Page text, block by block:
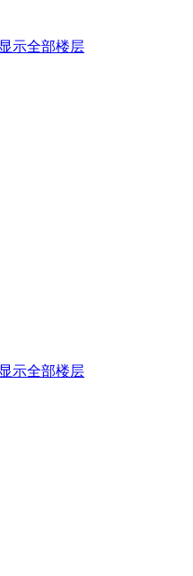
显示全部楼层
显示全部楼层